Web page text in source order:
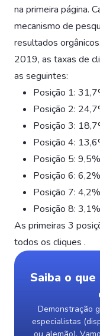
na primeira página.
mecanismo de
resultados
2019, as taxas de
as seguintes:
Posição 1:
Posição 2:
Posição 3:
Posição 4:
Posição 5: 9,5%
Posição 6: 6,2%
Posição 7: 4,2%
Posição 8: 3,1%
As primeiras 3
todos os cliques .
Saiba o
Demonstração
especialistas
ou alemão).